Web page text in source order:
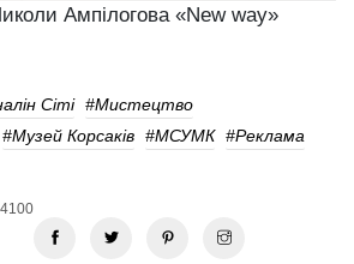
Ампілогова «New way»
Сіті #мистецтво
#Музей Корсаків #МСУМК #реклама
4100